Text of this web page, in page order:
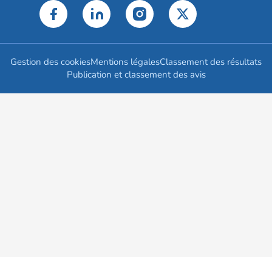
Gestion des cookiesMentions légalesClassement des résultats
Publication et classement des avis